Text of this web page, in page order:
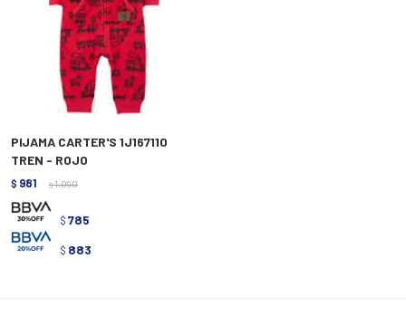
PIJAMA CARTER'S 1J167110
TREN - ROJO
$ 981 $ 1.090
$ 785
$ 883